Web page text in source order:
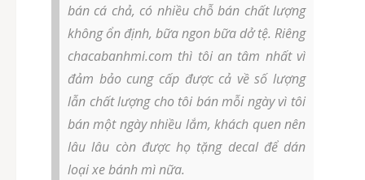
bán cá chả, có nhiều chỗ bán chất lượng
không ổn định, bữa ngon bữa dở tệ. Riêng
chacabanhmi.com thì tôi an tâm nhất vì
đảm bảo cung cấp được cả về số lượng
lẫn chất lượng cho tôi bán mỗi ngày vì tôi
bán một ngày nhiều lắm, khách quen nên
lâu lâu còn được họ tặng decal để dán
loại xe bánh mì nữa.